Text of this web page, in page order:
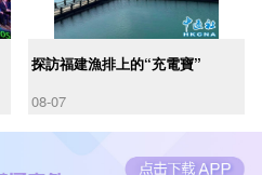
探訪福建漁排上的“充電寶”
08-07